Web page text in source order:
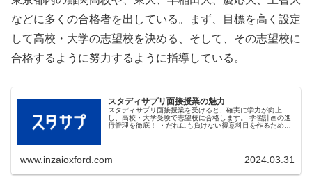
などに多くの合格者を出している。まず、目標を高く設定
して高校・大学の志望校を決める、そして、その志望校に
合格するように努力するように指導している。
スタディサプリ面接授業の魅力
スタディサプリ面接授業を受けると、確実に学力が向上
し、高校・大学受験で志望校に合格します。 学習計画の進
行管理を徹底！ ・だれにも負けない得意科目を作るため
www.inzaioxford.com 2024.03.31